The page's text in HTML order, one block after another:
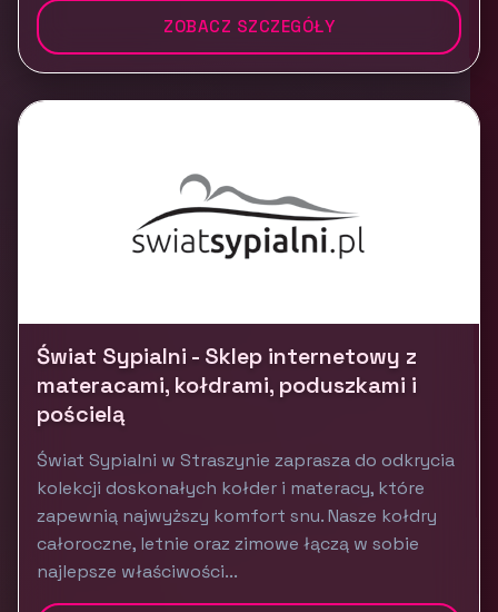
ZOBACZ SZCZEGÓŁY
Świat Sypialni - Sklep internetowy z
materacami, kołdrami, poduszkami i
pościelą
Świat Sypialni w Straszynie zaprasza do odkrycia
kolekcji doskonałych kołder i materacy, które
zapewnią najwyższy komfort snu. Nasze kołdry
całoroczne, letnie oraz zimowe łączą w sobie
najlepsze właściwości...